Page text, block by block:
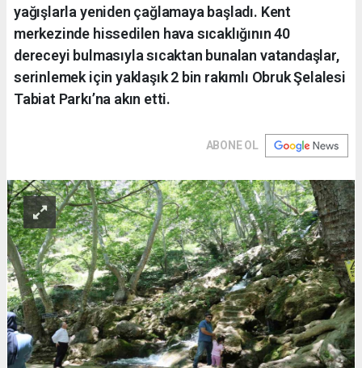
yağışlarla yeniden çağlamaya başladı. Kent
merkezinde hissedilen hava sıcaklığının 40
dereceyi bulmasıyla sıcaktan bunalan vatandaşlar,
serinlemek için yaklaşık 2 bin rakımlı Obruk Şelalesi
Tabiat Parkı’na akın etti.
ABONE OL